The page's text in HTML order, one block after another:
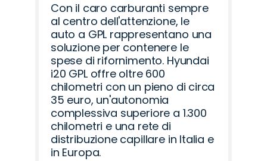
Con il caro carburanti sempre
al centro dell'attenzione, le
auto a GPL rappresentano una
soluzione per contenere le
spese di rifornimento. Hyundai
i20 GPL offre oltre 600
chilometri con un pieno di circa
35 euro, un'autonomia
complessiva superiore a 1.300
chilometri e una rete di
distribuzione capillare in Italia e
in Europa.